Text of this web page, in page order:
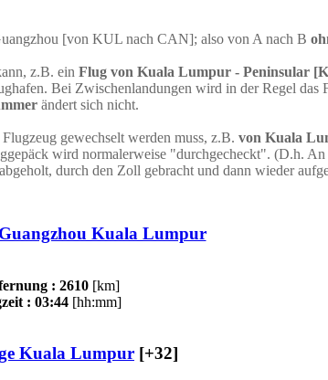
[von KUL nach CAN]; also von A nach B
z.B. ein Flug von Kuala Lumpur - Peninsular
Bei Zwischenlandungen wird in der Regel das
ändert sich nicht.
gewechselt werden muss, z.B. von Kuala
wird normalerweise "durchgecheckt". (D.h.
durch den Zoll gebracht und dann wieder
Kuala Lumpur
: 2610 [km]
: 03:44 [hh:mm]
Kuala Lumpur [+32]